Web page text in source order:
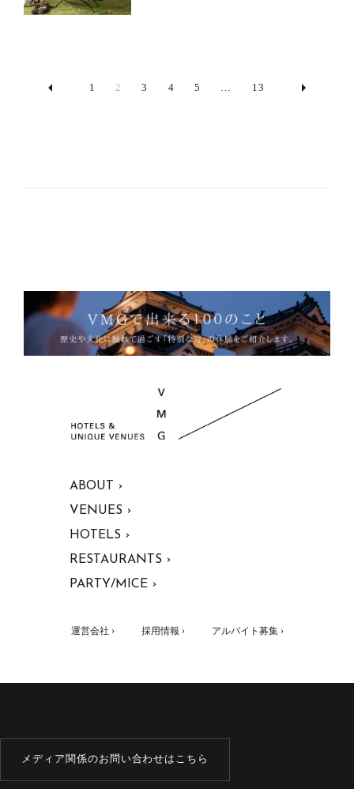
1 2 3 4 5 … 13
ABOUT ›
VENUES ›
HOTELS ›
RESTAURANTS ›
PARTY/MICE ›
運営会社 › 採用情報 › アルバイト募集 ›
メディア関係のお問い合わせはこちら